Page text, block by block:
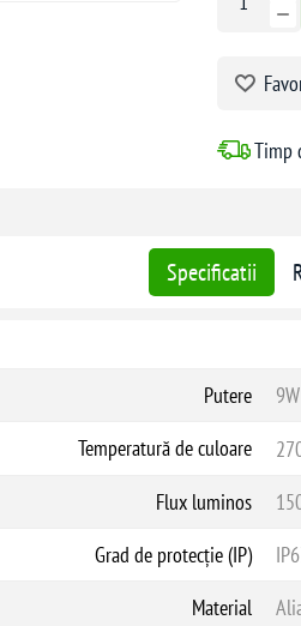
Timp
Specificatii
Putere
9W
Temperatură de culoare
Flux luminos
Grad de protecție (IP)
Material